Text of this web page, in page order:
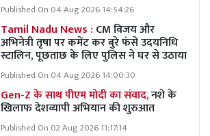
Published On 04 Aug 2026 14:54:26
Tamil Nadu News : CM विजय और
अभिनेत्री तृषा पर कमेंट कर बुरे फंसे उदयनिधि
स्टालिन, पूछताछ के लिए पुलिस ने घर से उठाया
Published On 04 Aug 2026 14:00:30
Gen-Z के साथ पीएम मोदी का संवाद,नशे के
खिलाफ देशव्यापी अभियान की शुरुआत
Published On 02 Aug 2026 11:17:14